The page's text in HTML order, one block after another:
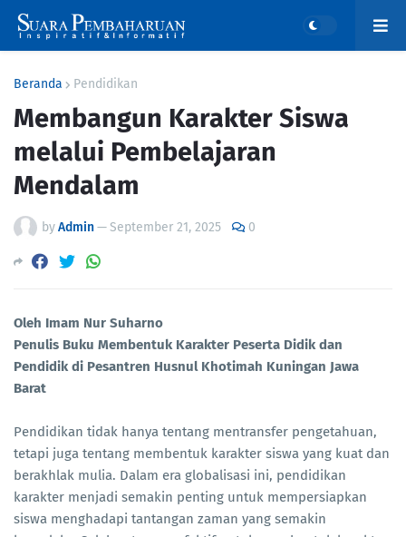
Beranda Pendidikan
Membangun Karakter Siswa
melalui Pembelajaran
Mendalam
byAdmin—September 21, 2025 0
Oleh Imam Nur Suharno
Penulis Buku Membentuk Karakter Peserta Didik dan
Pendidik di Pesantren Husnul Khotimah Kuningan Jawa
Barat
Pendidikan tidak hanya tentang mentransfer pengetahuan,
tetapi juga tentang membentuk karakter siswa yang kuat dan
berakhlak mulia. Dalam era globalisasi ini, pendidikan
karakter menjadi semakin penting untuk mempersiapkan
siswa menghadapi tantangan zaman yang semakin